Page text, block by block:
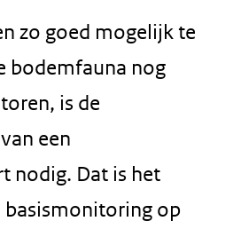
zo goed mogelijk te
bodemfauna nog
is de
een
nodig. Dat is het
basismonitoring op